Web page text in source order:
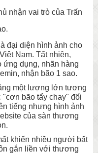
nhận vai trò của Trấn
đại diện hình ảnh cho
Việt Nam. Tất nhiên,
ứng dụng, nhãn hàng
nhận bão 1 sao.
một lượng lớn tương
bão tẩy chay" đối
tiếng nhưng hình ảnh
của sàn thương
khiến nhiều người bất
gắn liền với thương